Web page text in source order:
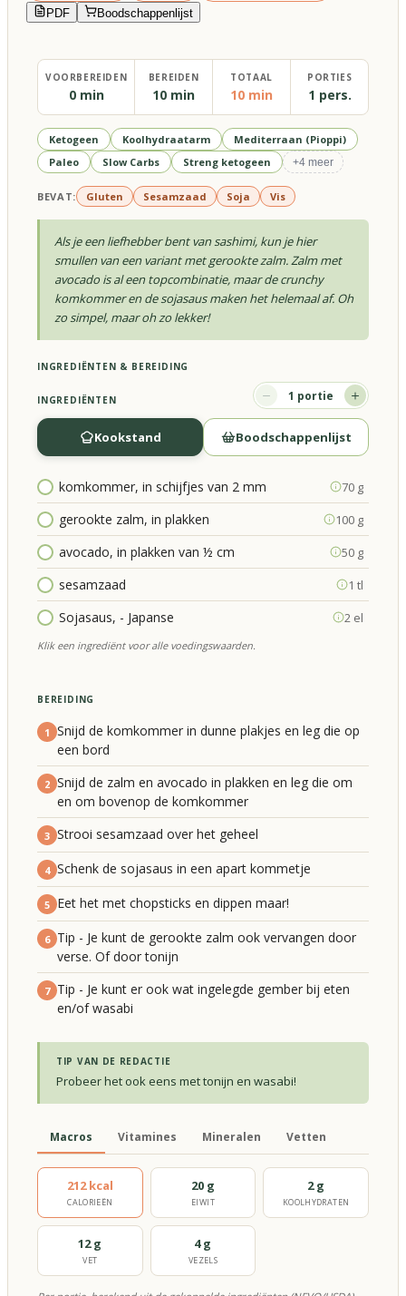
PDF Boodschappenlijst
VOORBEREIDEN
0 min
BEREIDEN
10 min
TOTAAL
10 min
PORTIES
1 pers.
Ketogeen Koolhydraatarm
Mediterraan (Pioppi)
Paleo
Slow Carbs Streng ketogeen +4 meer
BEVAT: Gluten Sesamzaad Soja Vis
Als je een liefhebber bent van sashimi, kun je hier
smullen van een variant met gerookte zalm. Zalm met
avocado is al een topcombinatie, maar de crunchy
komkommer en de sojasaus maken het helemaal af. Oh
zo simpel, maar oh zo lekker!
INGREDIËNTEN & BEREIDING
INGREDIËNTEN 1 portie
Kookstand Boodschappenlijst
komkommer, in schijfjes van 2 mm 70 g
gerookte zalm, in plakken 100 g
avocado, in plakken van ½ cm 50 g
sesamzaad 1 tl
Sojasaus, - Japanse 2 el
Klik een ingrediënt voor alle voedingswaarden.
BEREIDING
1 Snijd de komkommer in dunne plakjes en leg die op
een bord
2 Snijd de zalm en avocado in plakken en leg die om
en om bovenop de komkommer
3 Strooi sesamzaad over het geheel
4 Schenk de sojasaus in een apart kommetje
5 Eet het met chopsticks en dippen maar!
6 Tip - Je kunt de gerookte zalm ook vervangen door
verse. Of door tonijn
7 Tip - Je kunt er ook wat ingelegde gember bij eten
en/of wasabi
TIP VAN DE REDACTIE
Probeer het ook eens met tonijn en wasabi!
Macros Vitamines Mineralen Vetten
212 kcal
CALORIEËN
20 g
EIWIT
2 g
KOOLHYDRATEN
12 g
VET
4 g
VEZELS